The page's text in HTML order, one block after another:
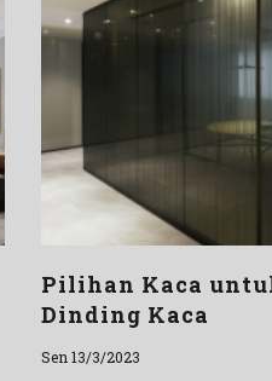
Pilihan Kaca
Dinding Kaca
Sen 13/3/2023